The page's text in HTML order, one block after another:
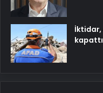
İktidar,